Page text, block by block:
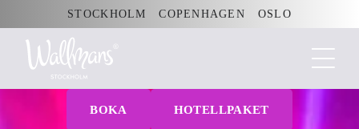
till
innehållet
STOCKHOLM COPENHAGEN OSLO
BOKA HOTELLPAKET